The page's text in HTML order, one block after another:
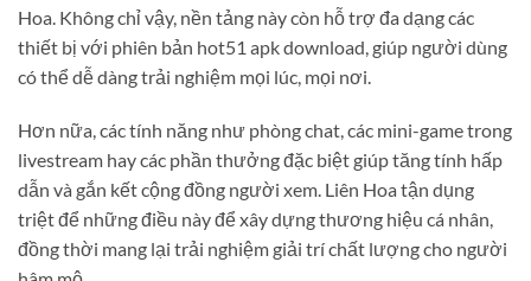
Hoa. Không chỉ vậy, nền tảng này còn hỗ trợ đa dạng các
thiết bị với phiên bản hot51 apk download, giúp người dùng
có thể dễ dàng trải nghiệm mọi lúc, mọi nơi.
Hơn nữa, các tính năng như phòng chat, các mini-game trong
livestream hay các phần thưởng đặc biệt giúp tăng tính hấp
dẫn và gắn kết cộng đồng người xem. Liên Hoa tận dụng
triệt để những điều này để xây dựng thương hiệu cá nhân,
đồng thời mang lại trải nghiệm giải trí chất lượng cho người